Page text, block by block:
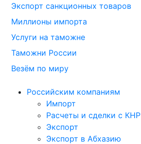
Экспорт санкционных товаров
Миллионы импорта
Услуги на таможне
Таможни России
Везём по миру
Российским компаниям
Импорт
Расчеты и сделки с КНР
Экспорт
Экспорт в Абхазию